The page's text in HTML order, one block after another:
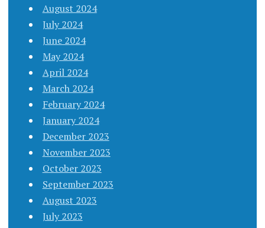
August 2024
July 2024
June 2024
May 2024
April 2024
March 2024
February 2024
January 2024
December 2023
November 2023
October 2023
September 2023
August 2023
July 2023